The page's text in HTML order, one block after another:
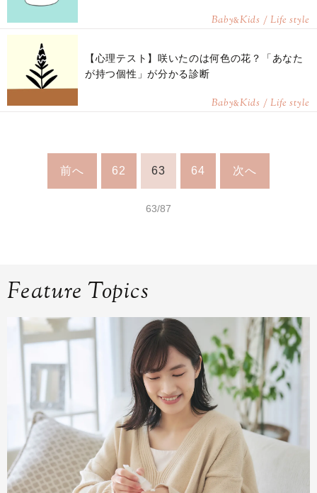
Baby&Kids / Life style
【心理テスト】咲いたのは何色の花？「あなた
が持つ個性」が分かる診断
Baby&Kids / Life style
前へ 62 63 64 次へ
63/87
Feature Topics